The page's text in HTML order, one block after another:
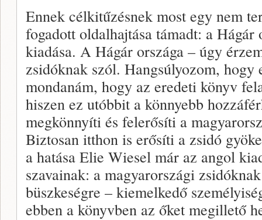
Ennek célkitűzésnek most egy nem
fogadott oldalhajtása támadt: a Hágár
kiadása. A Hágár országa – úgy
zsidóknak szól. Hangsúlyozom, hogy
mondanám, hogy az eredeti könyv
hiszen ez utóbbit a könnyebb
megkönnyíti és felerősíti a
Biztosan itthon is erősíti a zsidó
a hatása Elie Wiesel már az angol
szavainak: a magyarországi
büszkeségre – kiemelkedő
ebben a könyvben az őket megillető